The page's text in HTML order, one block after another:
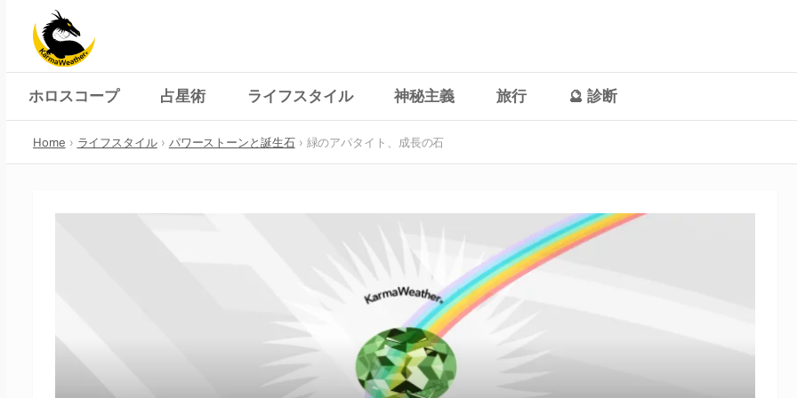
content
ホロスコープ 占星術 ライフスタイル 神秘主義 旅行 🔮 診断
Home ライフスタイル パワーストーンと誕生石 緑のアパタイト、成長の石